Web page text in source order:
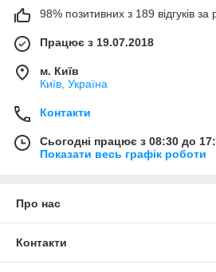
98% позитивних з 189 відгуків за
Працює з 19.07.2018
м. Київ
Київ, Україна
Контакти
Сьогодні працює з 08:30 до
Показати весь графік роботи
Про нас
Контакти